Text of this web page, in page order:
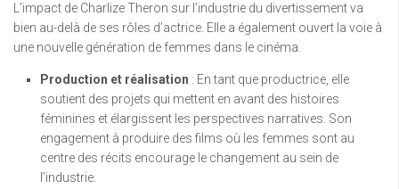
L’impact de Charlize Theron sur l’industrie du divertissement va
bien au-delà de ses rôles d’actrice. Elle a également ouvert la voie à
une nouvelle génération de femmes dans le cinéma.
Production et réalisation : En tant que productrice, elle
soutient des projets qui mettent en avant des histoires
féminines et élargissent les perspectives narratives. Son
engagement à produire des films où les femmes sont au
centre des récits encourage le changement au sein de
l’industrie.